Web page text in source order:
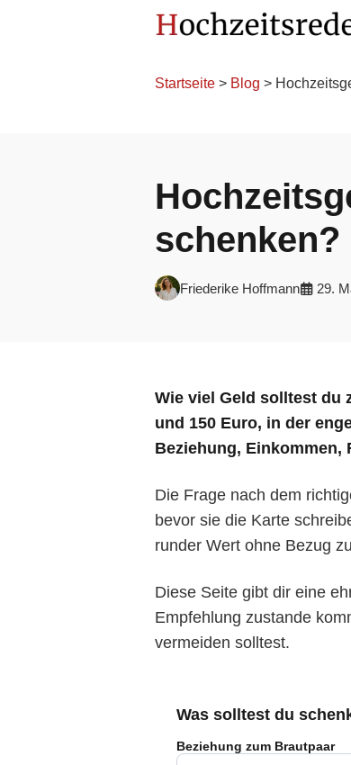
Startseite > Blog >
schenken?
Friederike Hoffmann 29.
Wie viel Geld solltest du
und 150 Euro, in der
Beziehung, Einkommen,
Die Frage nach dem
bevor sie die Karte
runder Wert ohne Bezug
Diese Seite gibt dir eine
Empfehlung zustande
vermeiden solltest.
Was solltest du
Beziehung zum Brautpaar